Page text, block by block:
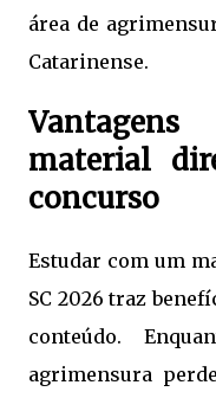
área de
Catarinense.
material
concurso
Estudar com um
SC 2026 traz
conteúdo.
agrimensura